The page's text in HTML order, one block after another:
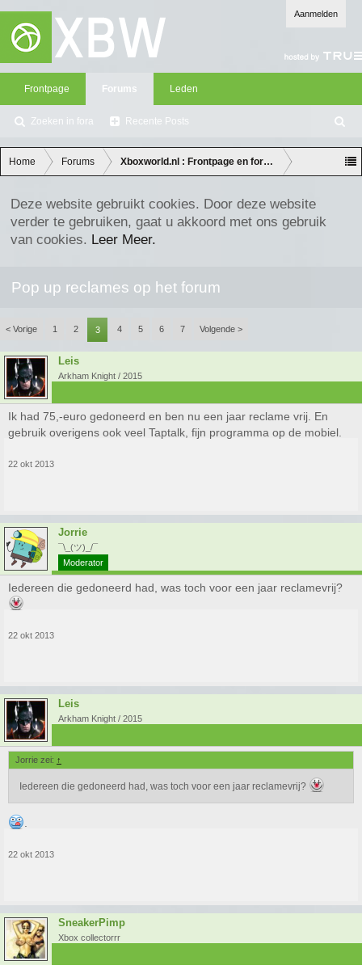
Aanmelden
Frontpage Forums
Zoeken in fora Recente Posts
Leden
oe
ke
n
Home Forums Xboxworld.nl : Frontpage en forum discussie
Deze website gebruikt cookies. Door deze website
verder te gebruiken, gaat u akkoord met ons gebruik
van cookies. Leer Meer.
Pop up reclames op het forum
< Vorige 1 2 3 4 5 6 7 Volgende >
Leis
Arkham Knight / 2015
Ik had 75,-euro gedoneerd en ben nu een jaar reclame vrij. En
gebruik overigens ook veel Taptalk, fijn programma op de mobiel.
22 okt 2013
Jorrie
¯\_(ツ)_/¯
Moderator
Iedereen die gedoneerd had, was toch voor een jaar reclamevrij?
22 okt 2013
Leis
Arkham Knight / 2015
Jorrie zei: ↑
Iedereen die gedoneerd had, was toch voor een jaar reclamevrij?
22 okt 2013
SneakerPimp
Xbox collectorrr